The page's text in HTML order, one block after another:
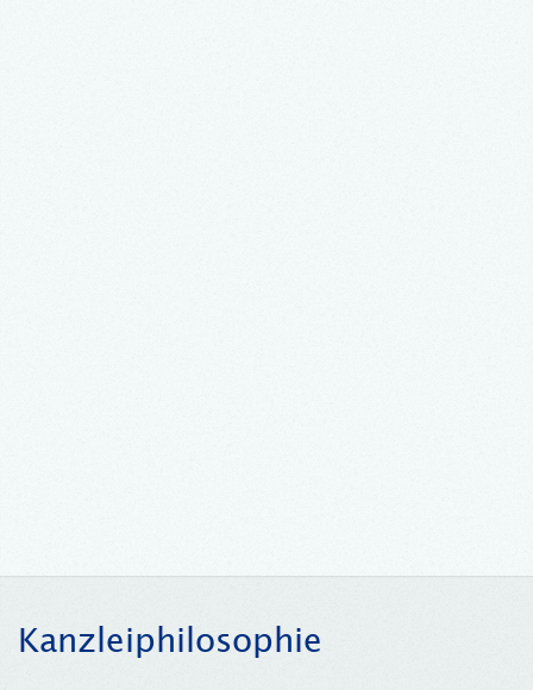
Kanzleiphilosophie